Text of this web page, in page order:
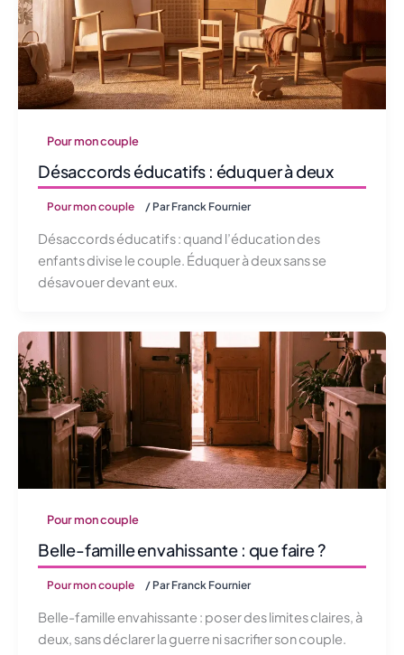
Pour mon couple
Désaccords éducatifs : éduquer à deux
Pour mon couple / Par Franck Fournier
Désaccords éducatifs : quand l’éducation des
enfants divise le couple. Éduquer à deux sans se
désavouer devant eux.
Pour mon couple
Belle-famille envahissante : que faire ?
Pour mon couple / Par Franck Fournier
Belle-famille envahissante : poser des limites claires, à
deux, sans déclarer la guerre ni sacrifier son couple.